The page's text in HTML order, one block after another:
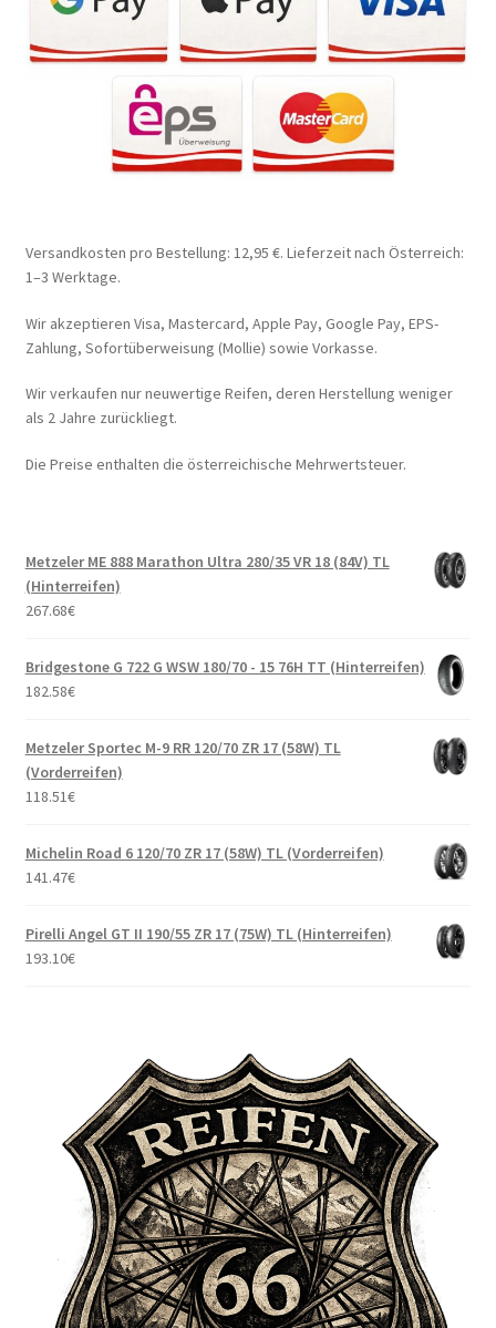
Versandkosten pro Bestellung: 12,95 €. Lieferzeit nach Österreich:
1–3 Werktage.
Wir akzeptieren Visa, Mastercard, Apple Pay, Google Pay, EPS-
Zahlung, Sofortüberweisung (Mollie) sowie Vorkasse.
Wir verkaufen nur neuwertige Reifen, deren Herstellung weniger
als 2 Jahre zurückliegt.
Die Preise enthalten die österreichische Mehrwertsteuer.
Metzeler ME 888 Marathon Ultra 280/35 VR 18 (84V) TL
(Hinterreifen)
267.68€
Bridgestone G 722 G WSW 180/70 - 15 76H TT (Hinterreifen)
182.58€
Metzeler Sportec M-9 RR 120/70 ZR 17 (58W) TL
(Vorderreifen)
118.51€
Michelin Road 6 120/70 ZR 17 (58W) TL (Vorderreifen)
141.47€
Pirelli Angel GT II 190/55 ZR 17 (75W) TL (Hinterreifen)
193.10€